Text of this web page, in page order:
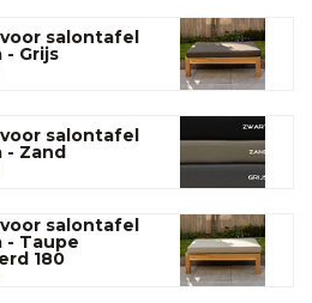
salontafel
- Grijs
salontafel
- Zand
salontafel
- Taupe
180